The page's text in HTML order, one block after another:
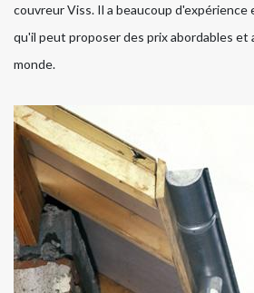
couvreur Viss. Il a beaucoup d'expérience
qu'il peut proposer des prix abordables et
monde.